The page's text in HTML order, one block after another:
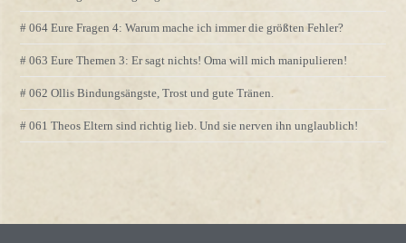
# 064 Eure Fragen 4: Warum mache ich immer die größten Fehler?
# 063 Eure Themen 3: Er sagt nichts! Oma will mich manipulieren!
# 062 Ollis Bindungsängste, Trost und gute Tränen.
# 061 Theos Eltern sind richtig lieb. Und sie nerven ihn unglaublich!